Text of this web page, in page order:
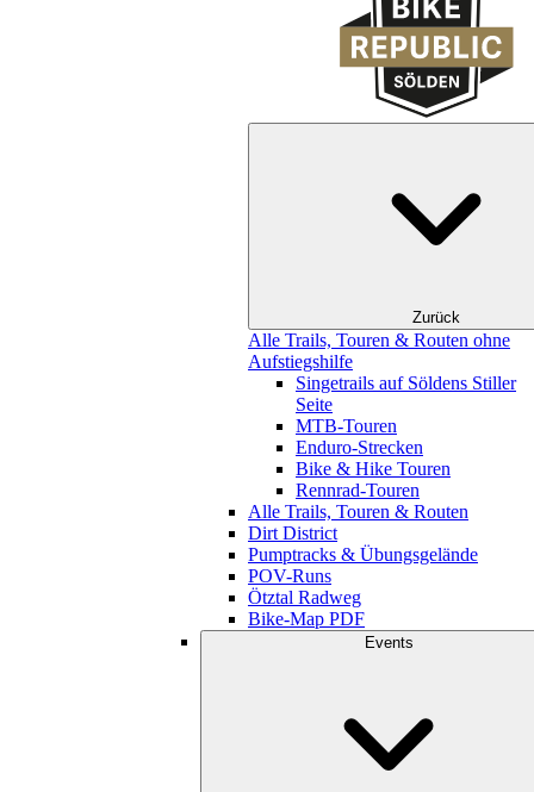
Zurück
Alle Trails, Touren & Routen ohne
Aufstiegshilfe
Singetrails auf Söldens Stiller
Seite
MTB-Touren
Enduro-Strecken
Bike & Hike Touren
Rennrad-Touren
Alle Trails, Touren & Routen
Dirt District
Pumptracks & Übungsgelände
POV-Runs
Ötztal Radweg
Bike-Map PDF
Events